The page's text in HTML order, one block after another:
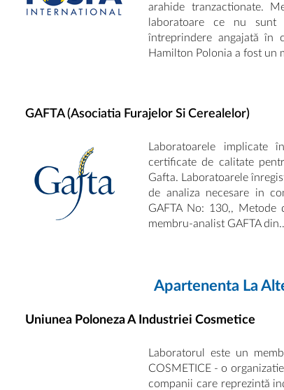
arahide tranzactionate.
laboratoare ce nu
întreprindere angajată în
Hamilton Polonia a fost un
GAFTA (Asociatia Furajelor Si Cerealelor)
Laboratoarele
certificate de calitate
Gafta. Laboratoarele
de analiza necesare in
GAFTA No: 130,, Metode
membru-analist GAFTA
Apartenenta La
Uniunea Poloneza A Industriei Cosmetice
Laboratorul este un
COSMETICE - o
companii care reprezintă